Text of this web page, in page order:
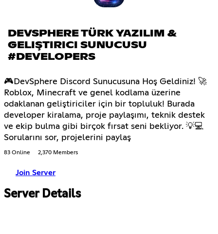
DEVSPHERE TÜRK YAZILIM &
GELIŞTIRICI SUNUCUSU
#DEVELOPERS
🎮DevSphere Discord Sunucusuna Hoş Geldiniz! 🚀
Roblox, Minecraft ve genel kodlama üzerine
odaklanan geliştiriciler için bir topluluk! Burada
developer kiralama, proje paylaşımı, teknik destek
ve ekip bulma gibi birçok fırsat seni bekliyor. 💡💻
Sorularını sor, projelerini paylaş
83 Online 2,370 Members
Join Server
Server Details